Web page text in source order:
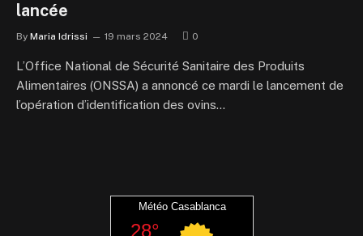
lancée
By Maria Idrissi 19 mars 2024 0
L’Office National de Sécurité Sanitaire des Produits
Alimentaires (ONSSA) a annoncé ce mardi le lancement de
l’opération d’identification des ovins…